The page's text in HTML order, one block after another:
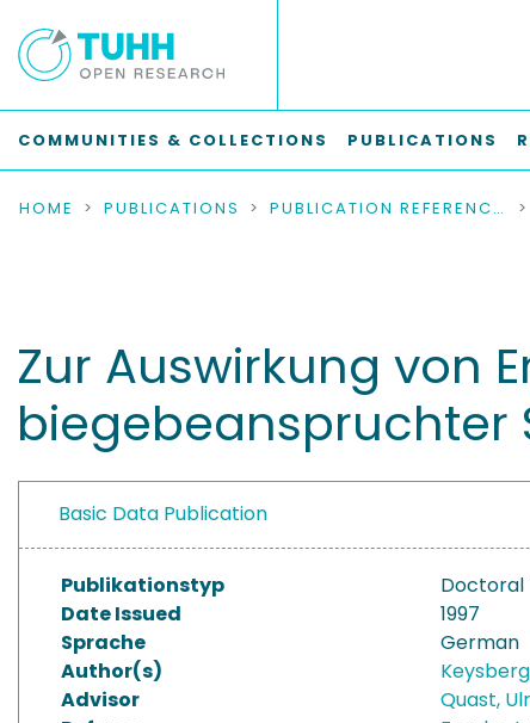
COMMUNITIES & COLLECTIONS PUBLICATIONS
HOME PUBLICATIONS PUBLICATION REFERENCES
Zur Auswirkung von
biegebeanspruchter
Basic Data Publication
Publikationstyp
Doctoral
Date Issued
1997
Sprache
German
Author(s)
Advisor
Quast,